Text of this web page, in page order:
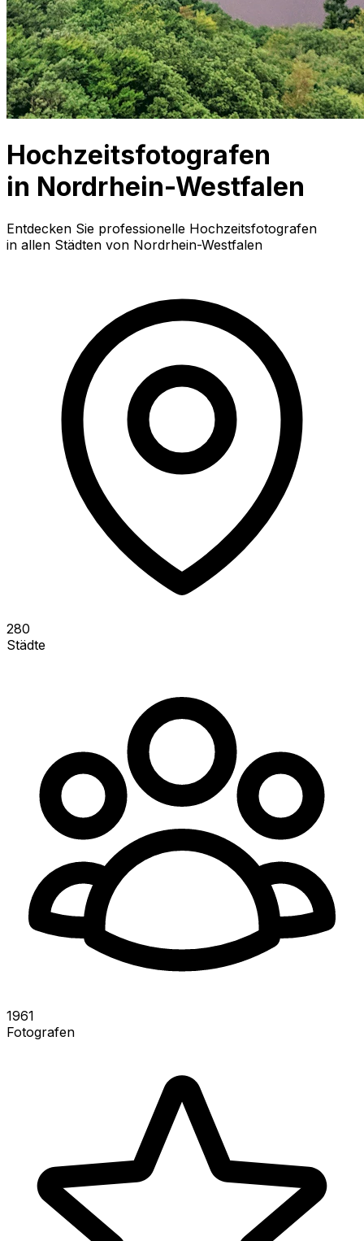
Hochzeitsfotografen
in Nordrhein-Westfalen
Entdecken Sie professionelle Hochzeitsfotografen
in allen Städten von Nordrhein-Westfalen
280
Städte
1961
Fotografen